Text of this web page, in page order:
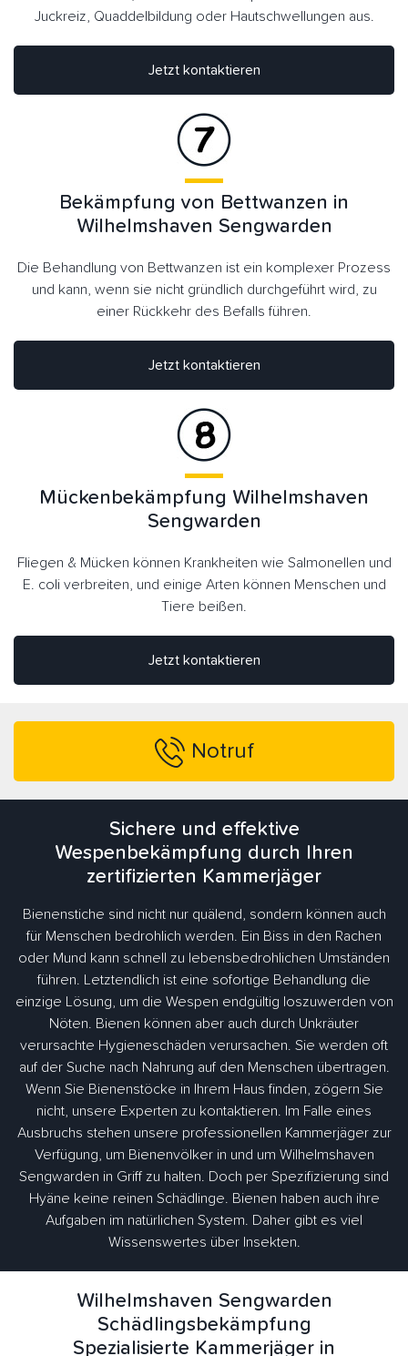
Jetzt kontaktieren
Juckreiz, Quaddelbildung oder Hautschwellungen aus.
Bekämpfung von Bettwanzen in
Wilhelmshaven Sengwarden
Die Behandlung von Bettwanzen ist ein komplexer Prozess
und kann, wenn sie nicht gründlich durchgeführt wird, zu
einer Rückkehr des Befalls führen.
Jetzt kontaktieren
Jetzt kontaktieren
Mückenbekämpfung Wilhelmshaven
Sengwarden
Fliegen & Mücken können Krankheiten wie Salmonellen und
E. coli verbreiten, und einige Arten können Menschen und
Tiere beißen.
Notruf
Sichere und effektive
Wespenbekämpfung durch Ihren
zertifizierten Kammerjäger
Bienenstiche sind nicht nur quälend, sondern können auch
für Menschen bedrohlich werden. Ein Biss in den Rachen
oder Mund kann schnell zu lebensbedrohlichen Umständen
führen. Letztendlich ist eine sofortige Behandlung die
einzige Lösung, um die Wespen endgültig loszuwerden von
Nöten. Bienen können aber auch durch Unkräuter
verursachte Hygieneschäden verursachen. Sie werden oft
auf der Suche nach Nahrung auf den Menschen übertragen.
Wenn Sie Bienenstöcke in Ihrem Haus finden, zögern Sie
nicht, unsere Experten zu kontaktieren. Im Falle eines
Ausbruchs stehen unsere professionellen Kammerjäger zur
Verfügung, um Bienenvölker in und um Wilhelmshaven
Sengwarden in Griff zu halten. Doch per Spezifizierung sind
Hyäne keine reinen Schädlinge. Bienen haben auch ihre
Aufgaben im natürlichen System. Daher gibt es viel
Wissenswertes über Insekten.
Wilhelmshaven Sengwarden
Schädlingsbekämpfung
Spezialisierte Kammerjäger in